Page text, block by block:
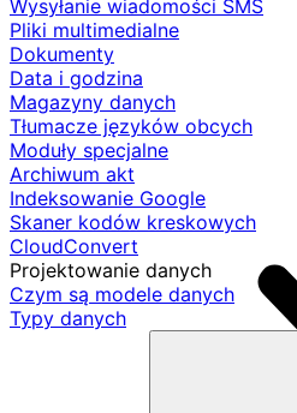
Wysyłanie wiadomości SMS
Pliki multimedialne
Dokumenty
Data i godzina
Magazyny danych
Tłumacze języków obcych
Moduły specjalne
Archiwum akt
Indeksowanie Google
Skaner kodów kreskowych
CloudConvert
Projektowanie danych
Czym są modele danych
Typy danych